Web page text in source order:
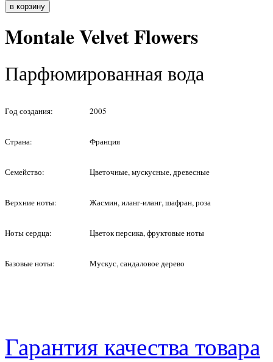
Montale Velvet Flowers
Парфюмированная вода
Год создания: 2005
Страна: Франция
Семейство: Цветочные, мускусные, древесные
Верхние ноты: Жасмин, иланг-иланг, шафран, роза
Ноты сердца: Цветок персика, фруктовые ноты
Базовые ноты: Мускус, сандаловое дерево
Гарантия качества товара